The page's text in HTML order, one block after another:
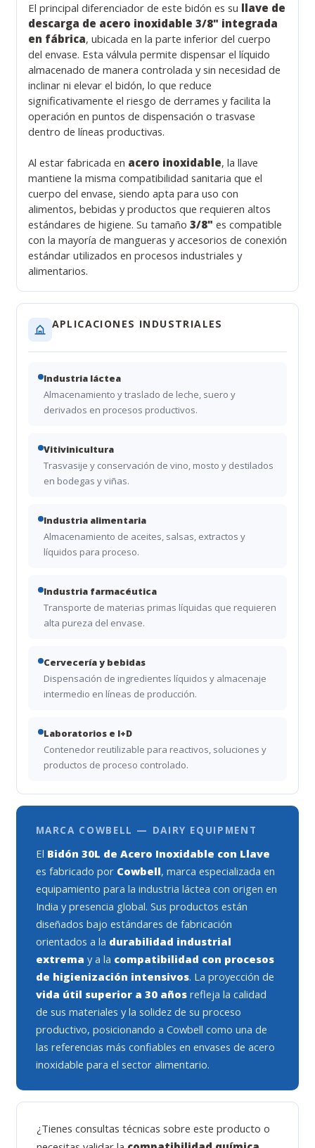
El principal diferenciador de este bidón es su llave de
descarga de acero inoxidable 3/8" integrada
en fábrica, ubicada en la parte inferior del cuerpo
del envase. Esta válvula permite dispensar el líquido
almacenado de manera controlada y sin necesidad de
inclinar ni elevar el bidón, lo que reduce
significativamente el riesgo de derrames y facilita la
operación en puntos de dispensación o trasvase
dentro de líneas productivas.
Al estar fabricada en acero inoxidable, la llave
mantiene la misma compatibilidad sanitaria que el
cuerpo del envase, siendo apta para uso con
alimentos, bebidas y productos que requieren altos
estándares de higiene. Su tamaño 3/8" es compatible
con la mayoría de mangueras y accesorios de conexión
estándar utilizados en procesos industriales y
alimentarios.
APLICACIONES INDUSTRIALES
Industria láctea
Almacenamiento y traslado de leche, suero y
derivados en procesos productivos.
Vitivinicultura
Trasvasije y conservación de vino, mosto y destilados
en bodegas y viñas.
Industria alimentaria
Almacenamiento de aceites, salsas, extractos y
líquidos para proceso.
Industria farmacéutica
Transporte de materias primas líquidas que requieren
alta pureza del envase.
Cervecería y bebidas
Dispensación de ingredientes líquidos y almacenaje
intermedio en líneas de producción.
Laboratorios e I+D
Contenedor reutilizable para reactivos, soluciones y
productos de proceso controlado.
MARCA COWBELL — DAIRY EQUIPMENT
El Bidón 30L de Acero Inoxidable con Llave
es fabricado por Cowbell, marca especializada en
equipamiento para la industria láctea con origen en
India y presencia global. Sus productos están
diseñados bajo estándares de fabricación
orientados a la durabilidad industrial
extrema y a la compatibilidad con procesos
de higienización intensivos. La proyección de
vida útil superior a 30 añosrefleja la calidad
de sus materiales y la solidez de su proceso
productivo, posicionando a Cowbell como una de
las referencias más confiables en envases de acero
inoxidable para el sector alimentario.
¿Tienes consultas técnicas sobre este producto o